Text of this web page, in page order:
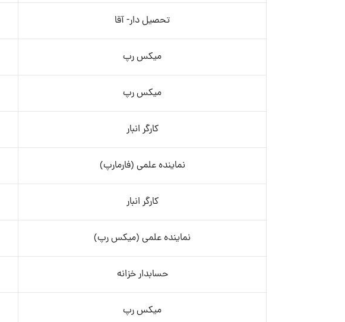
تحصیل دار- آقا
میکس رپ
میکس رپ
کارگر انبار
نماینده علمی (فارمارپ)
کارگر انبار
نماینده علمی (میکس رپ)
حسابدار خزانه
میکس رپ